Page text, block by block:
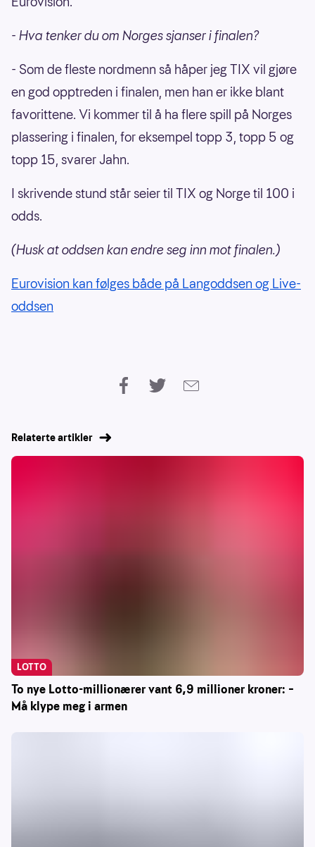
- Hva tenker du om Norges sjanser i finalen?
- Som de fleste nordmenn så håper jeg TIX vil gjøre
en god opptreden i finalen, men han er ikke blant
favorittene. Vi kommer til å ha flere spill på Norges
plassering i finalen, for eksempel topp 3, topp 5 og
topp 15, svarer Jahn.
I skrivende stund står seier til TIX og Norge til 100 i
odds.
(Husk at oddsen kan endre seg inn mot finalen.)
Eurovision kan følges både på Langoddsen og Live-
oddsen
Relaterte artikler
To nye Lotto-millionærer vant 6,9 millioner kroner: –
Må klype meg i armen
LOTTO